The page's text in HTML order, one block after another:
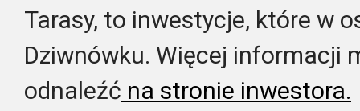
Tarasy, to inwestycje, które w
Dziwnówku. Więcej informacji
odnaleźć na stronie inwestora.